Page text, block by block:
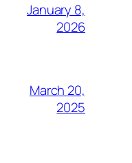
January 8,
2026
March 20,
2025